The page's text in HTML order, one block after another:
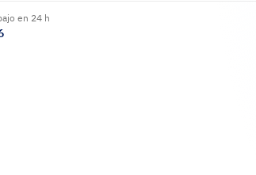
en 24 h